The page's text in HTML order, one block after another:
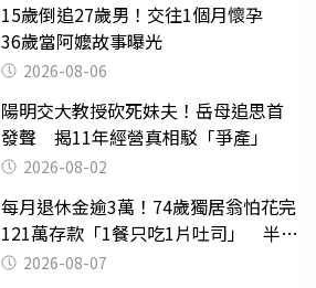
15歲倒追27歲男！交往1個月懷孕
36歲當阿嬤故事曝光
2026-08-06
陽明交大教授砍死妹夫！岳母追思首
發聲 揭11年經營真相駁「爭產」
2026-08-02
每月退休金逾3萬！74歲獨居翁怕花完
121萬存款「1餐只吃1片吐司」 半年
後暴瘦嚇壞女兒
2026-08-07